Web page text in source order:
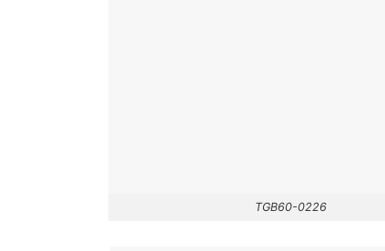
TGB60-0226